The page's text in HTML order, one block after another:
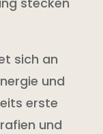
sich an
und
erste
und